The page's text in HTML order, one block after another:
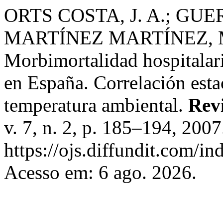
ORTS COSTA, J. A.;
MARTÍNEZ MARTÍNEZ,
Morbimortalidad
en España. Correlación
temperatura ambiental.
v. 7, n. 2, p. 185–194,
https://ojs.diffundit.com/
Acesso em: 6 ago. 2026.